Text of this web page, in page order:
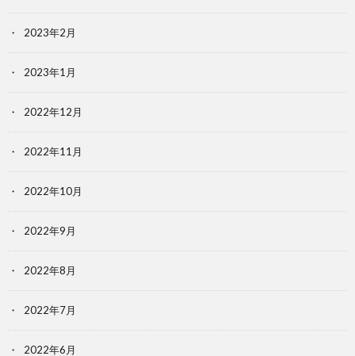
2023年2月
2023年1月
2022年12月
2022年11月
2022年10月
2022年9月
2022年8月
2022年7月
2022年6月